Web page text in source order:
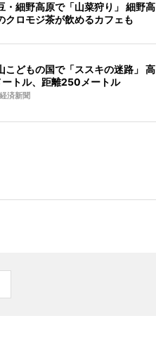
・細野高原で「山菜狩り」 細野高
クロモジ茶が飲めるカフェも
こどもの国で「ススキの迷路」 高
ートル、距離250メートル
済新聞